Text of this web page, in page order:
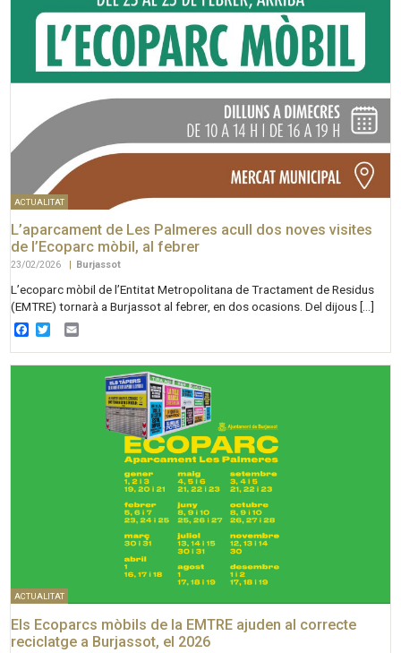
ACTUALITAT
L’aparcament de Les Palmeres acull dos noves visites
de l’Ecoparc mòbil, al febrer
23/02/2026 Burjassot
L’ecoparc mòbil de l’Entitat Metropolitana de Tractament de Residus
(EMTRE) tornarà a Burjassot al febrer, en dos ocasions. Del dijous […]
Facebook
Twitter
ACTUALITAT
Els Ecoparcs mòbils de la EMTRE ajuden al correcte
reciclatge a Burjassot, el 2026